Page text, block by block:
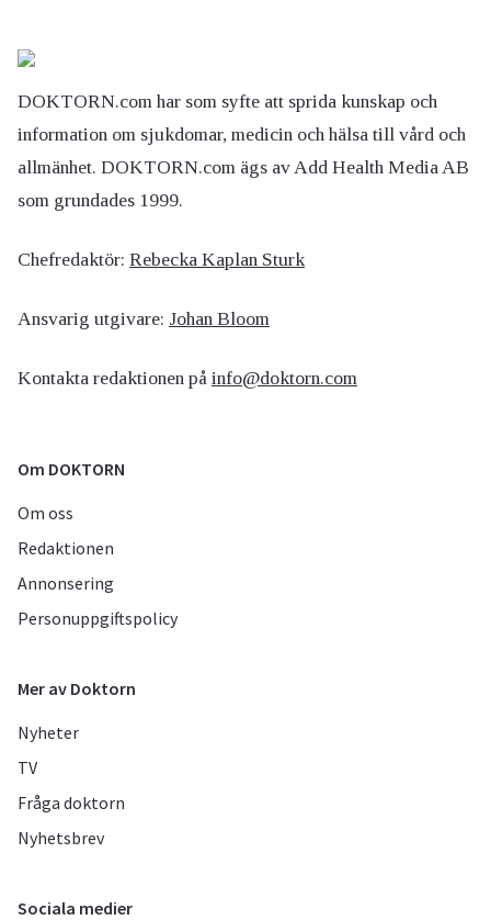
DOKTORN.com har som syfte att sprida kunskap och
information om sjukdomar, medicin och hälsa till vård och
allmänhet. DOKTORN.com ägs av Add Health Media AB
som grundades 1999.
Chefredaktör: Rebecka Kaplan Sturk
Ansvarig utgivare: Johan Bloom
Kontakta redaktionen på info@doktorn.com
Om DOKTORN
Om oss
Redaktionen
Annonsering
Personuppgiftspolicy
Mer av Doktorn
Nyheter
TV
Fråga doktorn
Nyhetsbrev
Sociala medier